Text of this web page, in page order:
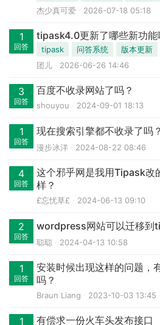
杰少真可爱
2026-07-18 05:18
1
回答
tipask4.0更新了哪些新功能
tipask 问答系统 版本更新
团儿
2026-06-26 14:46
3
回答
百度不收录网站了吗？
shouyou 2024-09-01 18:13
1
回答
现在搜索引擎都不收录了吗？
漫步冰洋
2024-08-22 08:46
4
回答
这个邪乎网是我用Tipask改
样？
£忘忧草£ 2024-06-13 09:10
2
回答
wordpress网站可以迁移到
聪聪
2024-04-13 10:58
1
回答
安装时候出现这样的问题，
吗？
Braun Liang 2023-10-03 13:45
1 有偿求一份火车头发布接口